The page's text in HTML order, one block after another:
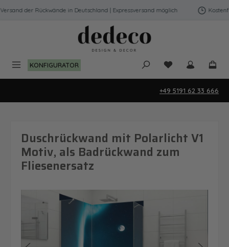
Zum Hauptinhalt springen
der Rückwände in Deutschland | Expressversand möglich
KONFIGURATOR Du hast 0
+49 5191 62 33 666
Duschrückwand mit Polarlicht V1
Motiv, als Badrückwand zum
Fliesenersatz
Bildergalerie überspringen